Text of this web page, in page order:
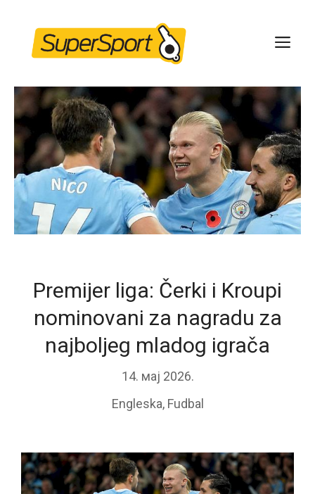
content
Premijer liga: Čerki i Kroupi
nominovani za nagradu za
najboljeg mladog igrača
14. мај 2026.
Engleska, Fudbal